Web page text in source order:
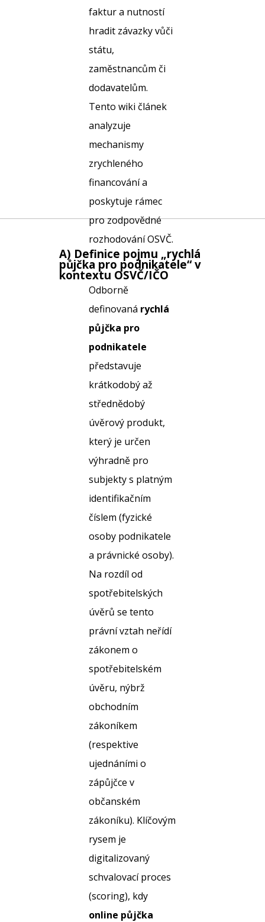
faktur a nutností
hradit závazky vůči
státu,
zaměstnancům či
dodavatelům.
Tento wiki článek
analyzuje
mechanismy
zrychleného
financování a
poskytuje rámec
pro zodpovědné
rozhodování OSVČ.
A) Definice pojmu „rychlá
půjčka pro podnikatele“ v
kontextu OSVČ/IČO
Odborně
definovaná rychlá
půjčka pro
podnikatele
představuje
krátkodobý až
střednědobý
úvěrový produkt,
který je určen
výhradně pro
subjekty s platným
identifikačním
číslem (fyzické
osoby podnikatele
a právnické osoby).
Na rozdíl od
spotřebitelských
úvěrů se tento
právní vztah neřídí
zákonem o
spotřebitelském
úvěru, nýbrž
obchodním
zákoníkem
(respektive
ujednáními o
zápůjčce v
občanském
zákoníku). Klíčovým
rysem je
digitalizovaný
schvalovací proces
(scoring), kdy
online půjčka